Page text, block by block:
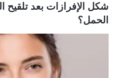
شكل الإفرازات بعد
الحمل؟